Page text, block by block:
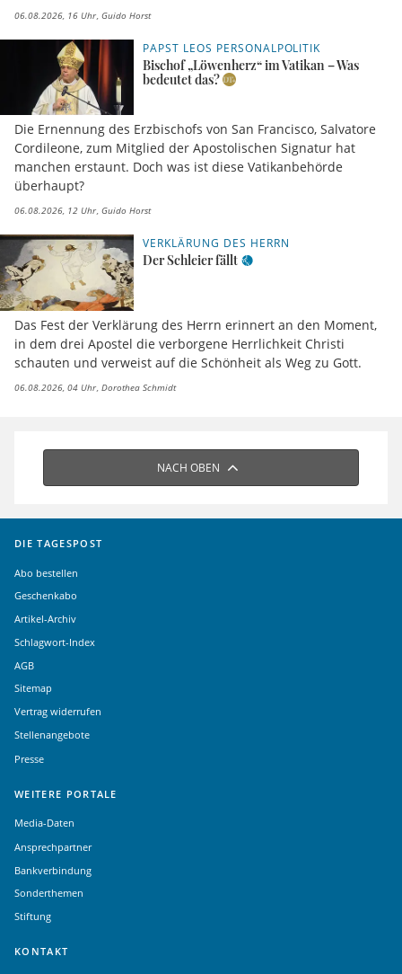
06.08.2026, 16 Uhr Guido Horst
PAPST LEOS PERSONALPOLITIK
Bischof „Löwenherz“ im Vatikan – Was
bedeutet das?
Die Ernennung des Erzbischofs von San Francisco, Salvatore
Cordileone, zum Mitglied der Apostolischen Signatur hat
manchen erstaunt. Doch was ist diese Vatikanbehörde
überhaupt?
06.08.2026, 12 Uhr Guido Horst
VERKLÄRUNG DES HERRN
Der Schleier fällt
Das Fest der Verklärung des Herrn erinnert an den Moment,
in dem drei Apostel die verborgene Herrlichkeit Christi
schauten und verweist auf die Schönheit als Weg zu Gott.
06.08.2026, 04 Uhr Dorothea Schmidt
NACH OBEN
DIE TAGESPOST
Abo bestellen
Geschenkabo
Artikel-Archiv
Schlagwort-Index
AGB
Sitemap
Vertrag widerrufen
Stellenangebote
Presse
WEITERE PORTALE
Media-Daten
Ansprechpartner
Bankverbindung
Sonderthemen
Stiftung
KONTAKT